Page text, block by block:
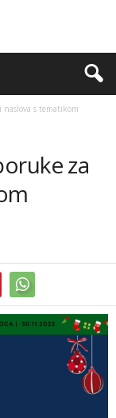
s tematikom
za